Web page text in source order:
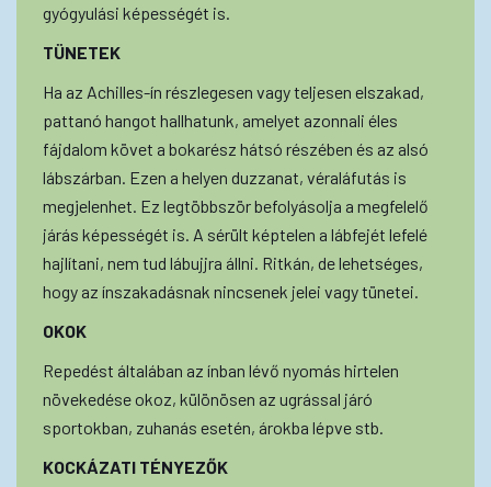
gyógyulási képességét is.
TÜNETEK
Ha az Achilles-ín részlegesen vagy teljesen elszakad,
pattanó hangot hallhatunk, amelyet azonnali éles
fájdalom követ a bokarész hátsó részében és az alsó
lábszárban. Ezen a helyen duzzanat, véraláfutás is
megjelenhet. Ez legtöbbször befolyásolja a megfelelő
járás képességét is. A sérült képtelen a lábfejét lefelé
hajlítani, nem tud lábujjra állni. Ritkán, de lehetséges,
hogy az ínszakadásnak nincsenek jelei vagy tünetei.
OKOK
Repedést általában az ínban lévő nyomás hirtelen
növekedése okoz, különösen az ugrással járó
sportokban, zuhanás esetén, árokba lépve stb.
KOCKÁZATI TÉNYEZŐK